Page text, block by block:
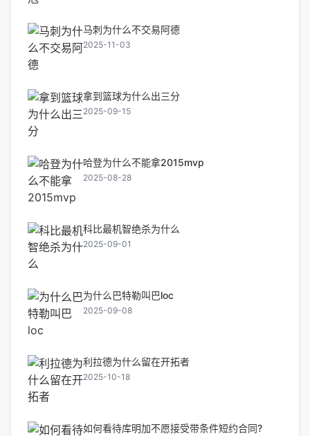
马刺为什么不交易阿德
2025-11-03
拿到篮球为什么出三分
2025-09-15
哈登为什么不能拿2015mvp
2025-08-28
科比最机智绝杀为什么
2025-09-01
为什么巴特勒叫巴loc
2025-09-08
利拉德为什么留在开拓者
2025-10-18
如何看待库明加不愿接受带条件短约合同?